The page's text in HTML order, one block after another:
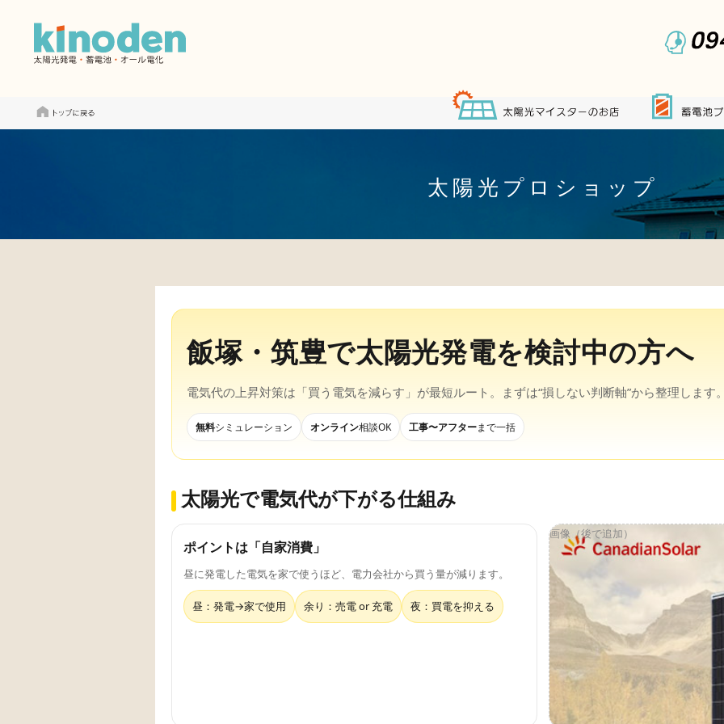
太陽光プロショップ
飯塚・筑豊で太陽光発電を検討中の方へ
電気代の上昇対策は「買う電気を減らす」が最短ルート。まずは“損しない判断軸”から整理します
無料シミュレーション オンライン相談OK 工事〜アフターまで一括
太陽光で電気代が下がる仕組み
ポイントは「自家消費」
昼に発電した電気を家で使うほど、電力会社から買う量が減ります。
昼：発電→家で使用 余り：売電 or 充電 夜：買電を抑える